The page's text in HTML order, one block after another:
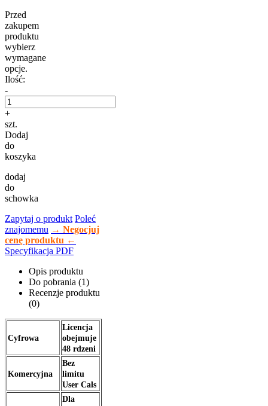
Przed
zakupem
produktu
wybierz
wymagane
opcje.
Ilość:
-
+
szt.
Dodaj
do
koszyka
dodaj
do
schowka
Zapytaj o produkt Poleć
znajomemu → Negocjuj
cenę produktu ←
Specyfikacja PDF
Opis produktu
Do pobrania (1)
Recenzje produktu
(0)
Cyfrowa
Licencja
obejmuje
48 rdzeni
Komercyjna
Bez
limitu
User Cals
Dla